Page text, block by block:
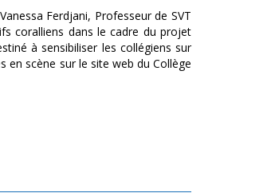
Vanessa Ferdjani, Professeur de SVT
coralliens dans le cadre du projet
à sensibiliser les collégiens sur
en scène sur le site web du Collège